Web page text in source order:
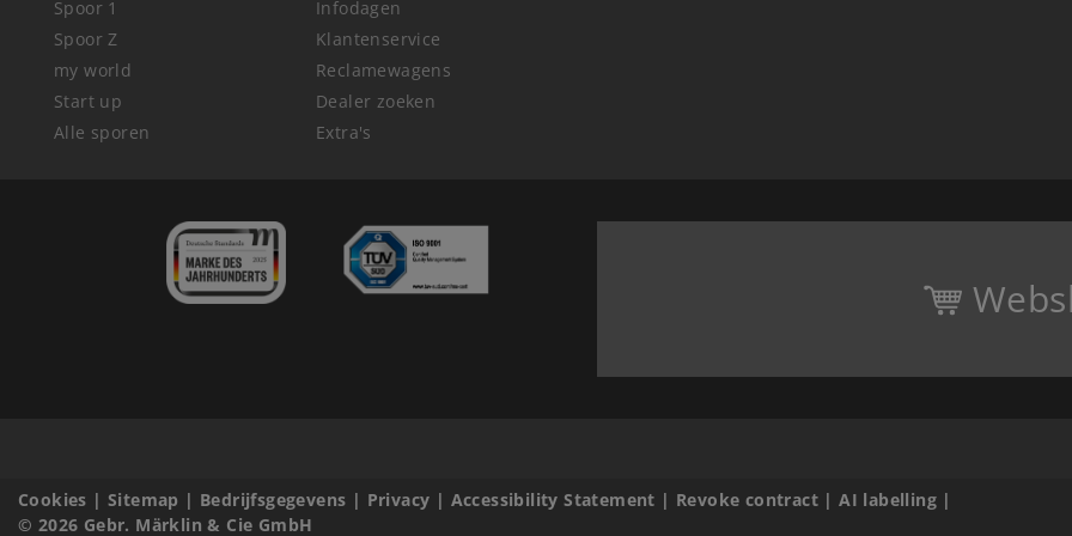
Spoor 1
Spoor Z
my world
Start up
Alle sporen
Infodagen
Klantenservice
Reclamewagens
Dealer zoeken
Extra's
Cookies |Sitemap | Bedrijfsgegevens | Privacy | Accessibility Statement | Revoke contract |AI labelling |
© 2026 Gebr. Märklin & Cie GmbH